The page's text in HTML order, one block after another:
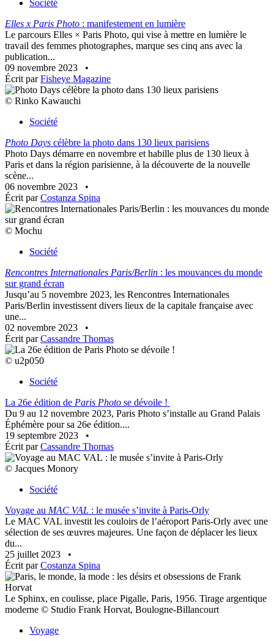
Société
Elles x Paris Photo : manifestement en lumière
Le parcours Elles × Paris Photo, qui vise à mettre en lumière le
travail des femmes photographes, marque ses cinq ans avec la
publication...
09 novembre 2023
•
Écrit parFisheye Magazine
© Rinko Kawauchi
Société
Photo Days célèbre la photo dans 130 lieux parisiens
Photo Days démarre en novembre et habille plus de 130 lieux à
Paris et dans la région parisienne, à la découverte de la nouvelle
scène...
06 novembre 2023
•
Écrit parCostanza Spina
© Mochu
Société
Rencontres Internationales Paris/Berlin : les mouvances du monde
sur grand écran
Jusqu’au 5 novembre 2023, les Rencontres Internationales
Paris/Berlin investissent divers lieux de la capitale française avec
une...
02 novembre 2023
•
Écrit parCassandre Thomas
© u2p050
Société
La 26e édition de Paris Photo se dévoile !
Du 9 au 12 novembre 2023, Paris Photo s’installe au Grand Palais
Éphémère pour sa 26e édition....
19 septembre 2023
•
Écrit parCassandre Thomas
© Jacques Monory
Société
Voyage au MAC VAL : le musée s’invite à Paris-Orly
Le MAC VAL investit les couloirs de l’aéroport Paris-Orly avec une
sélection de ses œuvres majeures. Une façon de déplacer les lieux
du...
25 juillet 2023
•
Écrit parCostanza Spina
Le Sphinx, en coulisse, place Pigalle, Paris, 1956. Tirage argentique
moderne © Studio Frank Horvat, Boulogne-Billancourt
Voyage